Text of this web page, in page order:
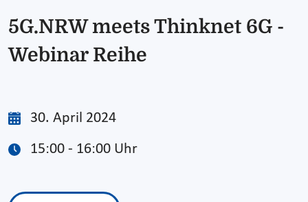
5G.NRW meets Thinknet 6G -
Webinar Reihe
30. April 2024
15:00 - 16:00 Uhr